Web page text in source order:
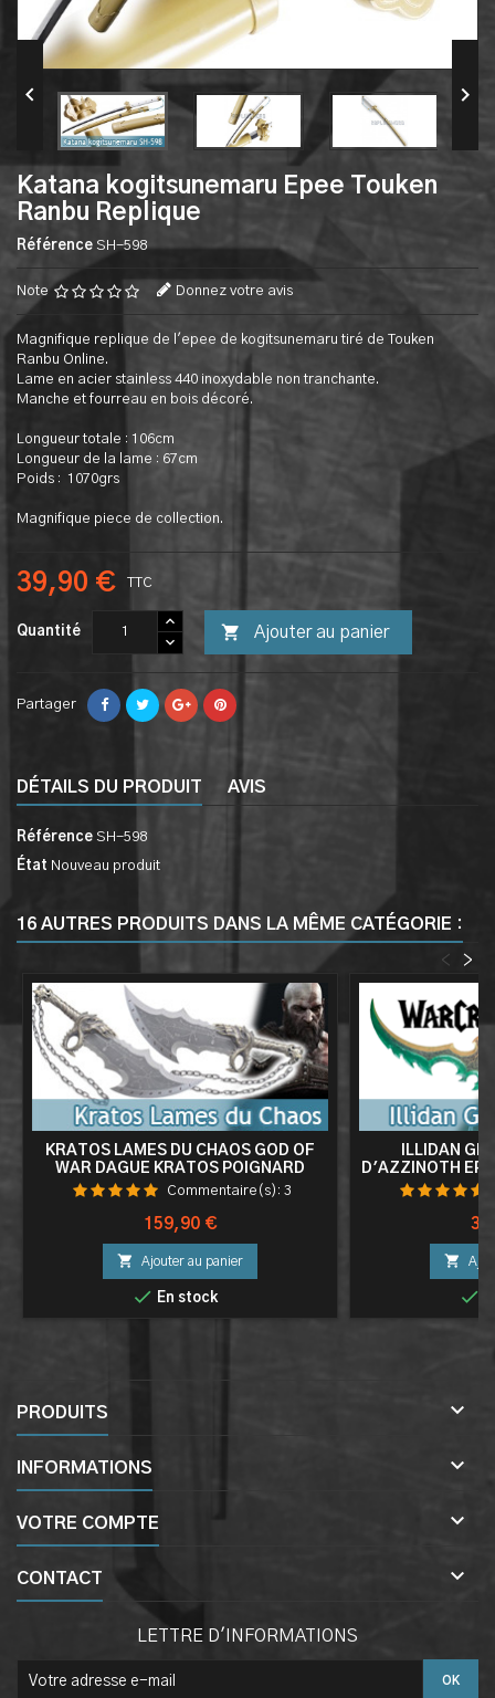
 
Katana kogitsunemaru Epee Touken
Ranbu Replique
Référence SH-598
Note Donnez votre avis
Magnifique replique de l'epee de kogitsunemaru tiré de Touken
Ranbu Online.
Lame en acier stainless 440 inoxydable non tranchante.
Manche et fourreau en bois décoré.
Longueur totale : 106cm
Longueur de la lame : 67cm
Poids : 1070grs
Magnifique piece de collection.
39,90 € TTC
Quantité  Ajouter au panier
Partager
DÉTAILS DU PRODUIT AVIS
Référence SH-598
État Nouveau produit
16 AUTRES PRODUITS DANS LA MÊME CATÉGORIE :
>
<
KRATOS LAMES DU CHAOS GOD OF
WAR DAGUE KRATOS POIGNARD
COUTEAU ACIER + PRESENTOIR EN
Commentaire(s): 3
Prix
159,90 €
 Ajouter au panier
 En stock
ILLIDAN
D'AZZINOTH
DOUBLE


PRODUITS 
INFORMATIONS 
VOTRE COMPTE 
CONTACT 
LETTRE D'INFORMATIONS